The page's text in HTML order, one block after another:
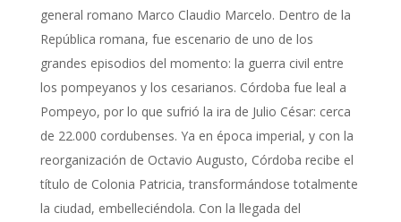
general romano Marco Claudio Marcelo. Dentro de la
República romana, fue escenario de uno de los
grandes episodios del momento: la guerra civil entre
los pompeyanos y los cesarianos. Córdoba fue leal a
Pompeyo, por lo que sufrió la ira de Julio César: cerca
de 22.000 cordubenses. Ya en época imperial, y con la
reorganización de Octavio Augusto, Córdoba recibe el
título de Colonia Patricia, transformándose totalmente
la ciudad, embelleciéndola. Con la llegada del